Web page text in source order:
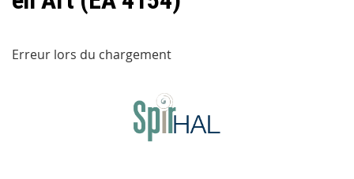
Erreur lors du chargement